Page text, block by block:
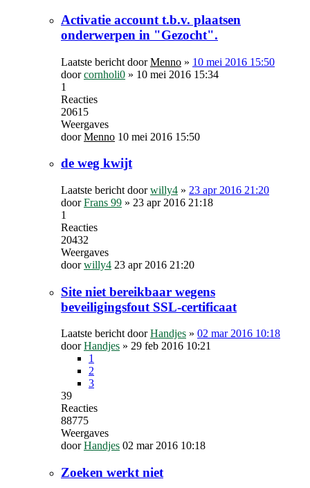
Activatie account t.b.v. plaatsen
onderwerpen in "Gezocht".
Laatste bericht doorMenno » 10 mei 2016 15:50
doorcornholi0 » 10 mei 2016 15:34
1
Reacties
20615
Weergaves
doorMenno 10 mei 2016 15:50
de weg kwijt
Laatste bericht doorwilly4 » 23 apr 2016 21:20
doorFrans 99 » 23 apr 2016 21:18
1
Reacties
20432
Weergaves
doorwilly4 23 apr 2016 21:20
Site niet bereikbaar wegens
beveiligingsfout SSL-certificaat
Laatste bericht doorHandjes » 02 mar 2016 10:18
doorHandjes » 29 feb 2016 10:21
1
2
3
39
Reacties
88775
Weergaves
doorHandjes 02 mar 2016 10:18
Zoeken werkt niet